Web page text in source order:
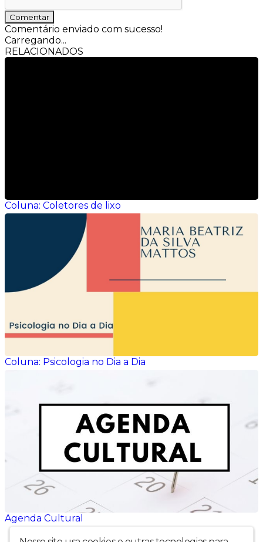
Comentar
Comentário enviado com sucesso!
Carregando...
RELACIONADOS
Coluna: Coletores de lixo
Coluna: Psicologia no Dia a Dia
Agenda Cultural